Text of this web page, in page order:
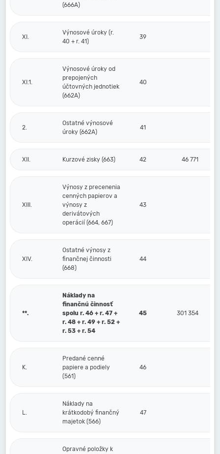
(666A)
XI.
Výnosové úroky (r.
40 + r. 41)
39
XI.1.
Výnosové úroky od
prepojených
účtovných jednotiek
(662A)
40
2.
Ostatné výnosové
úroky (662A)
41
XII. Kurzové zisky (663) 42 46 771
XIII.
Výnosy z precenenia
cenných papierov a
výnosy z
derivátových
operácií (664, 667)
43
XIV.
Ostatné výnosy z
finančnej činnosti
(668)
44
**.
Náklady na
finančnú činnosť
spolu r. 46 + r. 47 +
r. 48 + r. 49 + r. 52 +
r. 53 + r. 54
45 301 354
K.
Predané cenné
papiere a podiely
(561)
46
L.
Náklady na
krátkodobý finančný
majetok (566)
47
Opravné položky k